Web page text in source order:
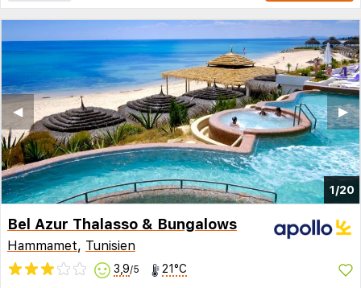
1/20
▶︎
◀︎
Bel Azur Thalasso & Bungalows
Hammamet, Tunisien
3,9/5 21°C